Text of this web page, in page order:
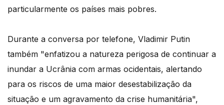
particularmente os países mais pobres.
Durante a conversa por telefone, Vladimir Putin
também "enfatizou a natureza perigosa de continuar a
inundar a Ucrânia com armas ocidentais, alertando
para os riscos de uma maior desestabilização da
situação e um agravamento da crise humanitária",